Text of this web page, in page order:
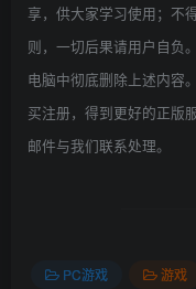
享，供大家学习使用；不
则，一切后果请用户自负
电脑中彻底删除上述内容
买注册，得到更好的正版
邮件与我们联系处理。
PC游戏 游戏